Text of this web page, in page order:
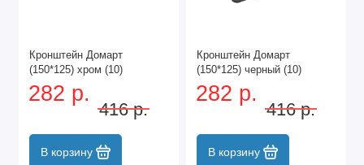
Кронштейн Домарт
(150*125) хром (10)
282 р.
416 р.
В корзину
Кронштейн Домарт
(150*125) черный (10)
282 р.
416 р.
В корзину